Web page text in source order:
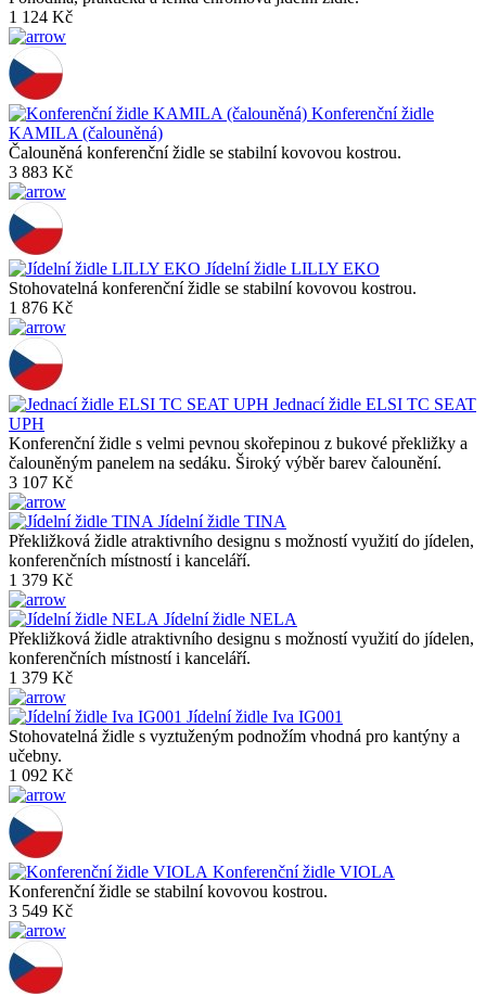
1 124 Kč
Konferenční židle
KAMILA (čalouněná)
Čalouněná konferenční židle se stabilní kovovou kostrou.
3 883 Kč
Jídelní židle LILLY EKO
Stohovatelná konferenční židle se stabilní kovovou kostrou.
1 876 Kč
Jednací židle ELSI TC SEAT
UPH
Konferenční židle s velmi pevnou skořepinou z bukové překližky a
čalouněným panelem na sedáku. Široký výběr barev čalounění.
3 107 Kč
Jídelní židle TINA
Překližková židle atraktivního designu s možností využití do jídelen,
konferenčních místností i kanceláří.
1 379 Kč
Jídelní židle NELA
Překližková židle atraktivního designu s možností využití do jídelen,
konferenčních místností i kanceláří.
1 379 Kč
Jídelní židle Iva IG001
Stohovatelná židle s vyztuženým podnožím vhodná pro kantýny a
učebny.
1 092 Kč
Konferenční židle VIOLA
Konferenční židle se stabilní kovovou kostrou.
3 549 Kč